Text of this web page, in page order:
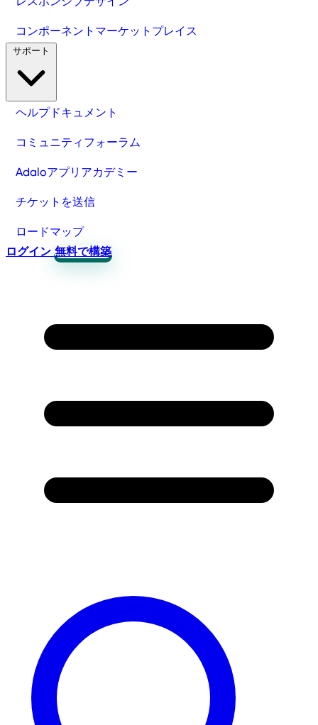
コンポーネントマーケットプレイス
ヘルプドキュメント
コミュニティフォーラム
Adaloアプリアカデミー
チケットを送信
ロードマップ
ログイン 無料で構築